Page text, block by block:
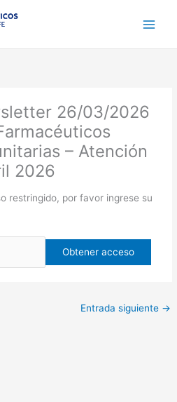
26/03/2026
– Atención
2026
restringido, por favor ingrese su
Entrada siguiente →